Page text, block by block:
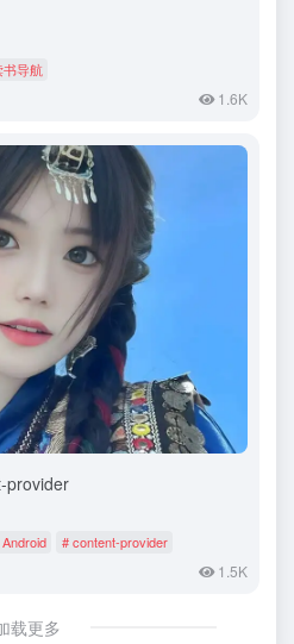
书导航
1.6K
provider
# content-provider
1.5K
载更多